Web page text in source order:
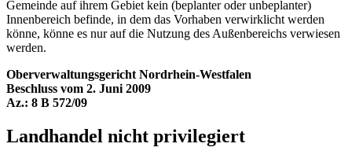
Gemeinde auf ihrem Gebiet kein (beplanter oder unbeplanter)
Innenbereich befinde, in dem das Vorhaben verwirklicht werden
könne, könne es nur auf die Nutzung des Außenbereichs verwiesen
werden.
Oberverwaltungsgericht Nordrhein-Westfalen
Beschluss vom 2. Juni 2009
Az.: 8 B 572/09
Landhandel nicht privilegiert